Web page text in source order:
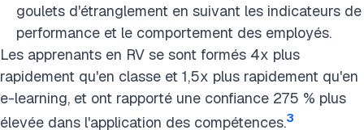
goulets d'étranglement en suivant les indicateurs de
performance et le comportement des employés.
Les apprenants en RV se sont formés 4x plus
rapidement qu'en classe et 1,5x plus rapidement qu'en
e-learning, et ont rapporté une confiance 275 % plus
élevée dans l'application des compétences.3